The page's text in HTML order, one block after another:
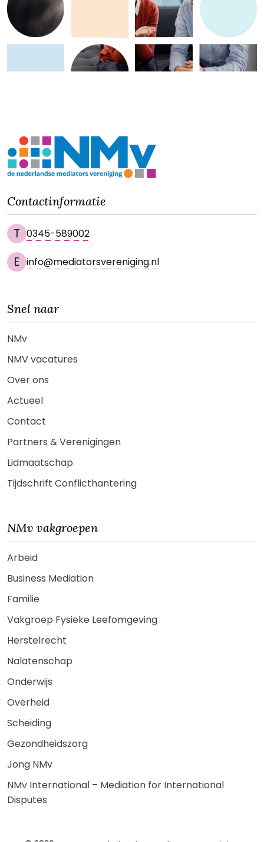
Contactinformatie
T 0345-589002
E info@mediatorsvereniging.nl
Snel naar
NMv
NMV vacatures
Over ons
Actueel
Contact
Partners & Verenigingen
Lidmaatschap
Tijdschrift Conflicthantering
NMv vakgroepen
Arbeid
Business Mediation
Familie
Vakgroep Fysieke Leefomgeving
Herstelrecht
Nalatenschap
Onderwijs
Overheid
Scheiding
Gezondheidszorg
Jong NMv
NMv International – Mediation for International
Disputes